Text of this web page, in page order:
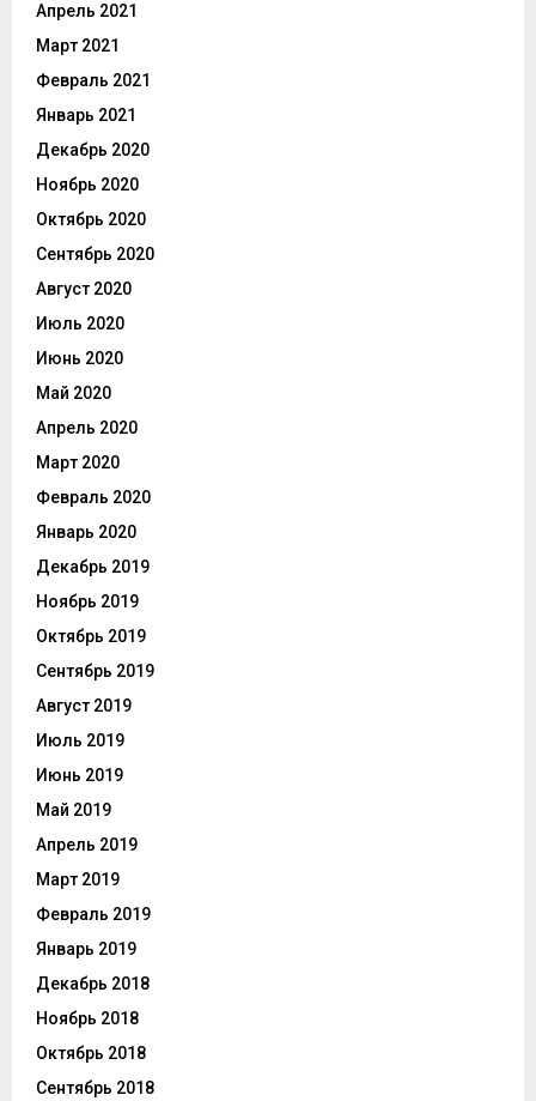
Апрель 2021
Март 2021
Февраль 2021
Январь 2021
Декабрь 2020
Ноябрь 2020
Октябрь 2020
Сентябрь 2020
Август 2020
Июль 2020
Июнь 2020
Май 2020
Апрель 2020
Март 2020
Февраль 2020
Январь 2020
Декабрь 2019
Ноябрь 2019
Октябрь 2019
Сентябрь 2019
Август 2019
Июль 2019
Июнь 2019
Май 2019
Апрель 2019
Март 2019
Февраль 2019
Январь 2019
Декабрь 2018
Ноябрь 2018
Октябрь 2018
Сентябрь 2018